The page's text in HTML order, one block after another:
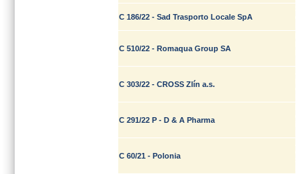
C 186/22 - Sad Trasporto Locale SpA
C 510/22 - Romaqua Group SA
C 303/22 - CROSS Zlín a.s.
C 291/22 P - D & A Pharma
C 60/21 - Polonia